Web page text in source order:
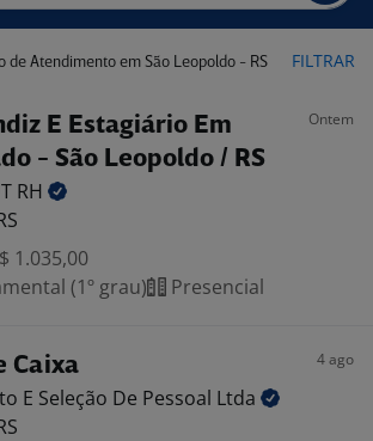
de Atendimento em São Leopoldo - RS FILTRAR
E Estagiário Em
- São Leopoldo / RS
Ontem
RH
1.035,00
(1º grau)
Presencial
Caixa 4 ago
E Seleção De Pessoal Ltda